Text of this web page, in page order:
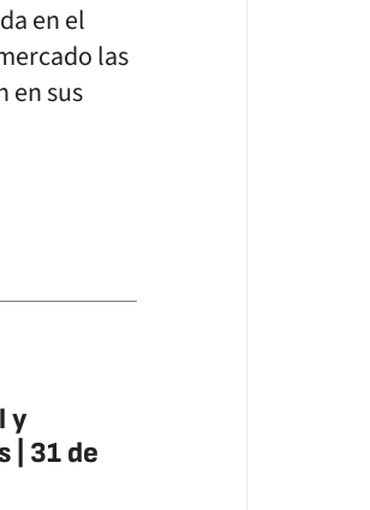
en el
las
en sus
y
| 31 de